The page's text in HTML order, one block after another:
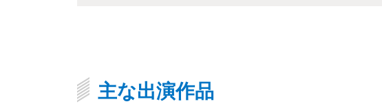
主な出演作品